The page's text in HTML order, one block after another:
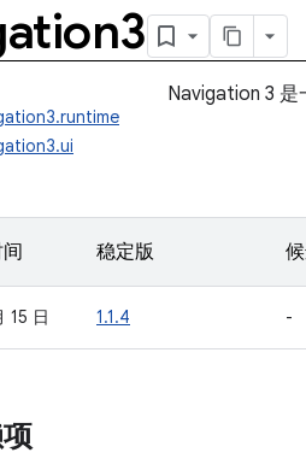
Navigation 3 是
稳定版
15 日 1.1.4 -